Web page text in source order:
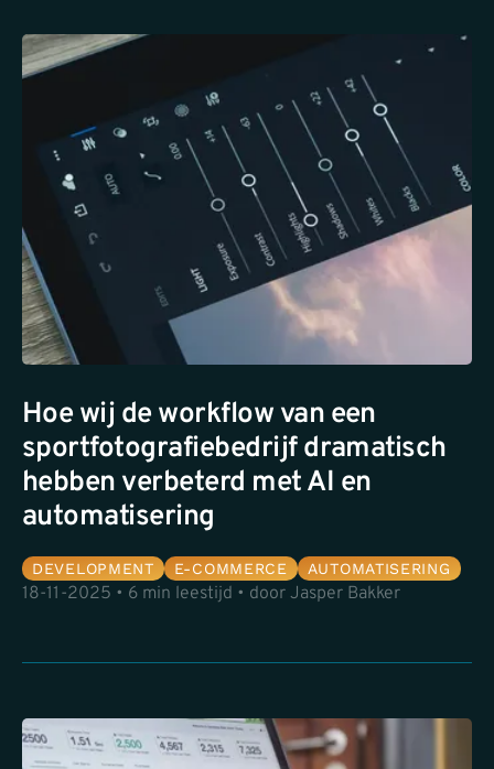
Hoe wij de workflow van een
sportfotografiebedrijf dramatisch
hebben verbeterd met AI en
automatisering
DEVELOPMENT E-COMMERCE AUTOMATISERING
18-11-2025 • 6 min leestijd • door Jasper Bakker